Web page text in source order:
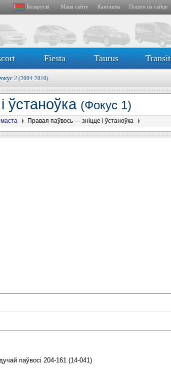
Беларускі Мапа сайту Кантакты Пошук па сайце
Fiesta Taurus Transit
2 (2004-2010)
ўстаноўка (Фокус 1)
маста Правая паўвось — зніцце і ўстаноўка
паўвосі 204-161 (14-041)